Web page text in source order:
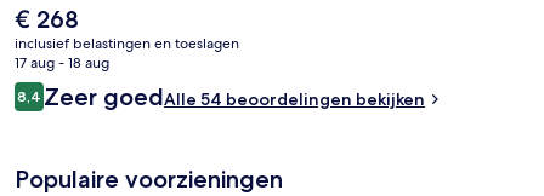
De
huidige
prijs
is
€ 268
€ 268
inclusief belastingen en toeslagen
17 aug - 18 aug
Beoordelingen
8,48,4 op 10 –
Zeer goedAlle 54 beoordelingen bekijken
Populaire voorzieningen